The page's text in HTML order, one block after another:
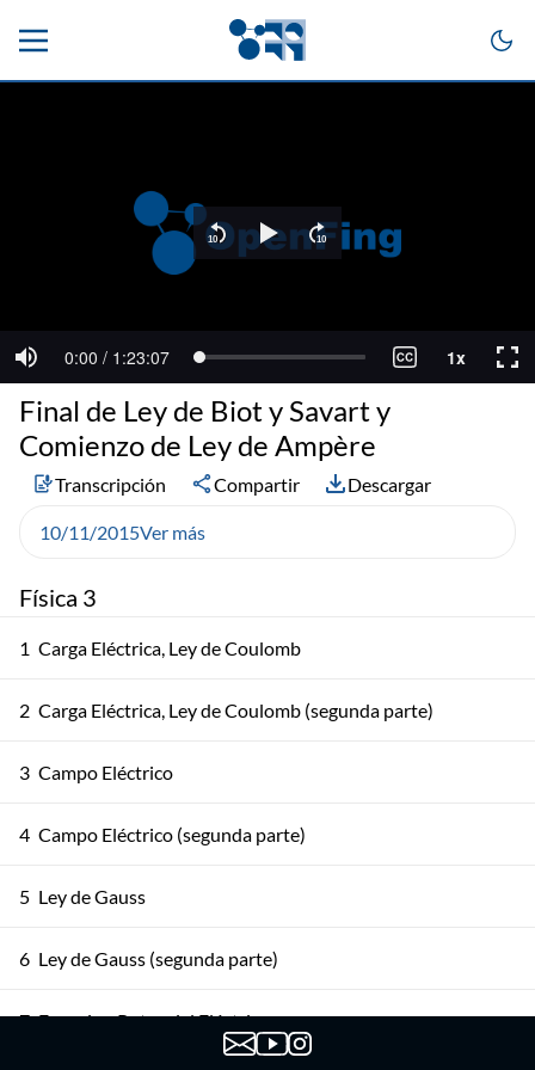
Física 3
1 Carga Eléctrica, Ley de Coulomb
2 Carga Eléctrica, Ley de Coulomb (segunda parte)
3 Campo Eléctrico
4 Campo Eléctrico (segunda parte)
5 Ley de Gauss
6 Ley de Gauss (segunda parte)
7 Energía y Potencial Eléctricos
Final de Ley de Biot y Savart y
Comienzo de Ley de Ampère
Transcripción Compartir Descargar
10/11/2015Ver más